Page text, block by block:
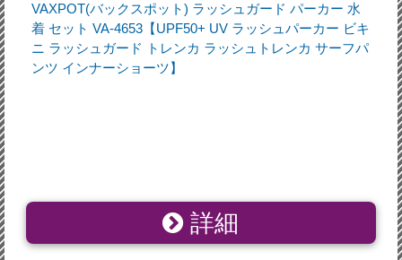
VAXPOT(バックスポット) ラッシュガード パーカー 水
着 セット VA-4653【UPF50+ UV ラッシュパーカー ビキ
ニ ラッシュガード トレンカ ラッシュトレンカ サーフパ
ンツ インナーショーツ】
詳細